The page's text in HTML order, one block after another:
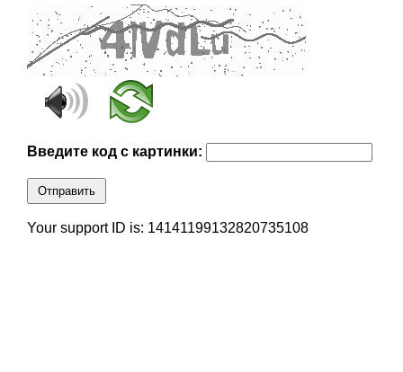
Введите код с картинки:
Отправить
Your support ID is: 14141199132820735108